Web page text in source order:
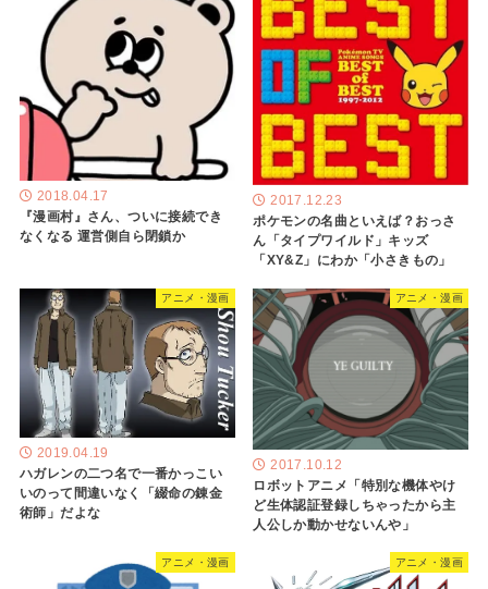
2018.04.17
『漫画村』さん、ついに接続でき
なくなる 運営側自ら閉鎖か
2017.12.23
ポケモンの名曲といえば？おっさ
ん「タイプワイルド」キッズ
「XY&Z」にわか「小さきもの」
アニメ・漫画
2019.04.19
ハガレンの二つ名で一番かっこい
いのって間違いなく「綴命の錬金
術師」だよな
アニメ・漫画
2017.10.12
ロボットアニメ「特別な機体やけ
ど生体認証登録しちゃったから主
人公しか動かせないんや」
アニメ・漫画 アニメ・漫画